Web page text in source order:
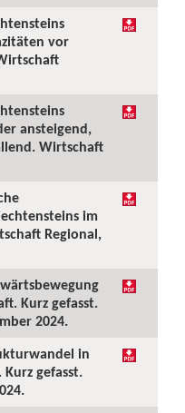
vor
ansteigend,
Wirtschaft
im
Regional,
Kurz gefasst.
2024.
in
gefasst.